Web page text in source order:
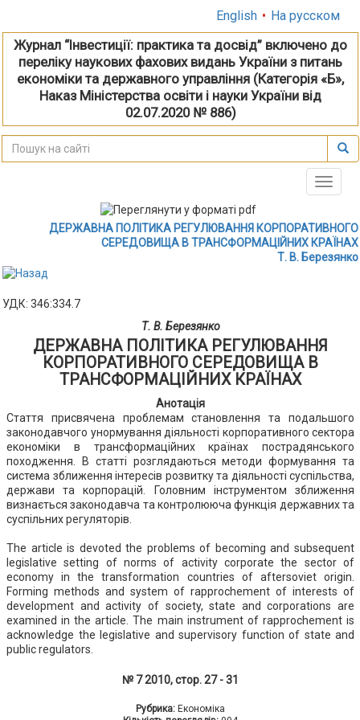
English • На русском
Журнал “Інвестиції: практика та досвід” включено до
переліку наукових фахових видань України з питань
економіки та державного управління (Категорія «Б»,
Наказ Міністерства освіти і науки України від
02.07.2020 № 886)
Toggle
ДЕРЖАВНА ПОЛІТИКА РЕГУЛЮВАННЯ КОРПОРАТИВНОГО
СЕРЕДОВИЩА В ТРАНСФОРМАЦІЙНИХ КРАЇНАХ
Т. В. Березянко
УДК: 346:334.7
Т. В. Березянко
ДЕРЖАВНА ПОЛІТИКА РЕГУЛЮВАННЯ
КОРПОРАТИВНОГО СЕРЕДОВИЩА В
ТРАНСФОРМАЦІЙНИХ КРАЇНАХ
Анотація
Стаття присвячена проблемам становлення та подальшого
законодавчого унормування діяльності корпоративного сектора
економіки в трансформаційних країнах пострадянського
походження. В статті розглядаються методи формування та
система зближення інтересів розвитку та діяльності суспільства,
держави та корпорацій. Головним інструментом зближення
визнається законодавча та контролююча функція державних та
суспільних регуляторів.
The article is devoted the problems of becoming and subsequent
legislative setting of norms of activity corporate the sector of
economy in the transformation countries of aftersoviet origin.
Forming methods and system of rapprochement of interests of
development and activity of society, state and corporations are
examined in the article. The main instrument of rapprochement is
acknowledge the legislative and supervisory function of state and
public regulators.
№ 7 2010, стор. 27 - 31
Рубрика: Економіка